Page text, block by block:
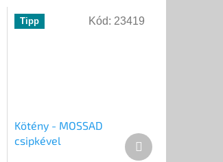
Tipp
Kötény - MOSSAD
csipkével
Kód: 23419
Következő
termék